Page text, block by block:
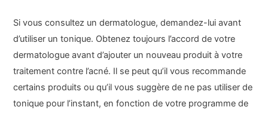
Si vous consultez un dermatologue, demandez-lui avant
d’utiliser un tonique. Obtenez toujours l’accord de votre
dermatologue avant d’ajouter un nouveau produit à votre
traitement contre l’acné. Il se peut qu’il vous recommande
certains produits ou qu’il vous suggère de ne pas utiliser de
tonique pour l’instant, en fonction de votre programme de